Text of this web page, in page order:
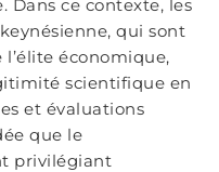
Dans ce contexte, les
qui sont
économique,
scientifique en
et évaluations
que le
privilégiant